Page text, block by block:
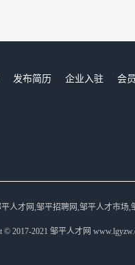
发布简历 企业入驻 会
人才网,邹平招聘网,邹平人才市场,
© 2017-2021 邹平人才网